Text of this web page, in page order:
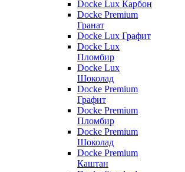
Docke Lux Карбон
Docke Premium
Гранат
Docke Lux Графит
Docke Lux
Пломбир
Docke Lux
Шоколад
Docke Premium
Графит
Docke Premium
Пломбир
Docke Premium
Шоколад
Docke Premium
Каштан